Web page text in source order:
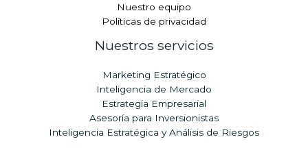
Nuestro equipo
Políticas de privacidad
Nuestros servicios
Marketing Estratégico
Inteligencia de Mercado
Estrategia Empresarial
Asesoría para Inversionistas
Inteligencia Estratégica y Análisis de Riesgos